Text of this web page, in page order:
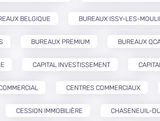
BELGIQUE BUREAUX ISSY-LES-
BUREAUX PREMIUM BUREAUX
CAPITAL INVESTISSEMENT
CENTRES COMMERCIAUX
CESSION IMMOBILIÈRE CHASENEUIL-